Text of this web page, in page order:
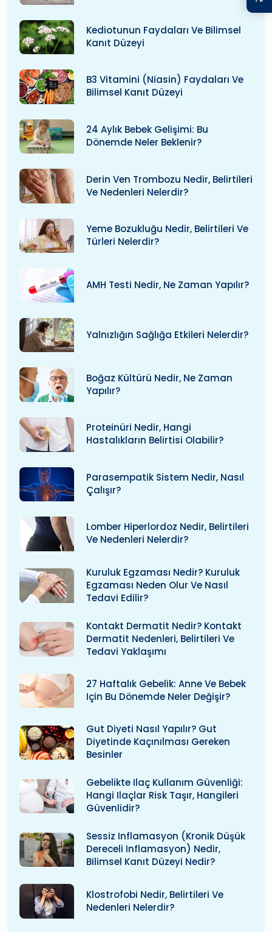
Kediotunun Faydaları Ve Bilimsel
Kanıt Düzeyi
B3 Vitamini (niasin) Faydaları Ve
Bilimsel Kanıt Düzeyi
24 Aylık Bebek Gelişimi: Bu
Dönemde Neler Beklenir?
Derin Ven Trombozu Nedir, Belirtileri
Ve Nedenleri Nelerdir?
Yeme Bozukluğu Nedir, Belirtileri Ve
Türleri Nelerdir?
AMH Testi Nedir, Ne Zaman Yapılır?
Yalnızlığın Sağlığa Etkileri Nelerdir?
Boğaz Kültürü Nedir, Ne Zaman
Yapılır?
Proteinüri Nedir, Hangi
Hastalıkların Belirtisi Olabilir?
Parasempatik Sistem Nedir, Nasıl
Çalışır?
Lomber Hiperlordoz Nedir, Belirtileri
Ve Nedenleri Nelerdir?
Kuruluk Egzaması Nedir? Kuruluk
Egzaması Neden Olur Ve Nasıl
Tedavi Edilir?
Kontakt Dermatit Nedir? Kontakt
Dermatit Nedenleri, Belirtileri Ve
Tedavi Yaklaşımı
27 Haftalık Gebelik: Anne Ve Bebek
Için Bu Dönemde Neler Değişir?
Gut Diyeti Nasıl Yapılır? Gut
Diyetinde Kaçınılması Gereken
Besinler
Gebelikte Ilaç Kullanım Güvenliği:
Hangi Ilaçlar Risk Taşır, Hangileri
Güvenlidir?
Sessiz Inflamasyon (kronik Düşük
Dereceli Inflamasyon) Nedir,
Bilimsel Kanıt Düzeyi Nedir?
Klostrofobi Nedir, Belirtileri Ve
Nedenleri Nelerdir?